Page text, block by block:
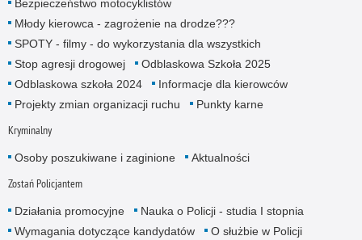
Bezpieczeństwo motocyklistów
Młody kierowca - zagrożenie na drodze???
SPOTY - filmy - do wykorzystania dla wszystkich
Stop agresji drogowej
Odblaskowa Szkoła 2025
Odblaskowa szkoła 2024
Informacje dla kierowców
Projekty zmian organizacji ruchu
Punkty karne
Kryminalny
Osoby poszukiwane i zaginione Aktualności
Zostań Policjantem
Działania promocyjne
Nauka o Policji - studia I stopnia
Wymagania dotyczące kandydatów
O służbie w Policji